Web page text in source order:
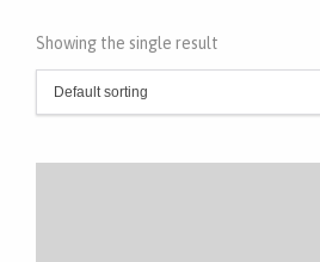
Showing the single result